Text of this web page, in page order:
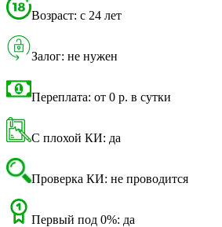
Возраст: с 24 лет
Залог: не нужен
Переплата: от 0 р. в сутки
С плохой КИ: да
Проверка КИ: не проводится
Первый под 0%: да